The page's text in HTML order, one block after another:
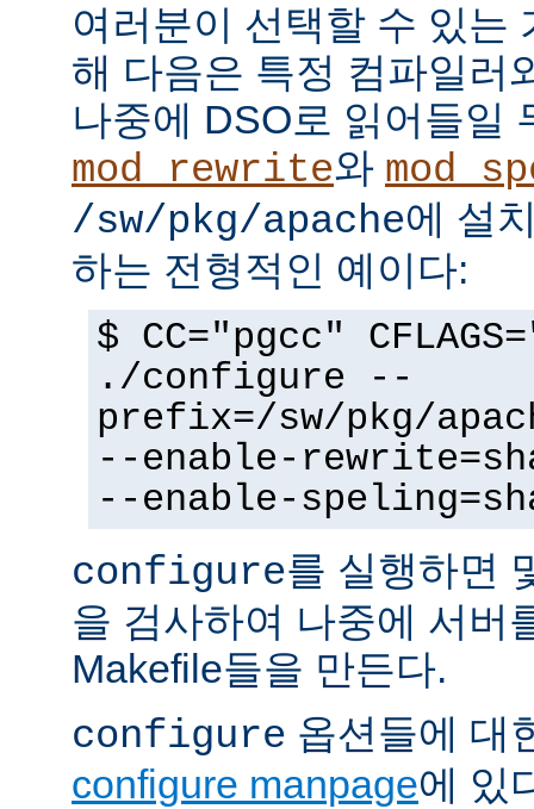
여러분이 선택할 수 있는
해 다음은 특정 컴파일러
나중에 DSO로 읽어들일
mod_rewrite와
/sw/pkg/apache에 설
하는 전형적인 예이다:
$ CC="pgcc"
./configure --
prefix=/sw/pkg/
--enable-
--enable-
configure를 실행하면
을 검사하여 나중에 서버
Makefile들을 만든다.
configure 옵션들에 대
configure manpage에 있